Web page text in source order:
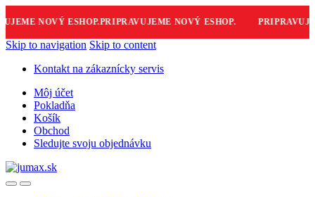
NOVÝ ESHOP.PRIPRAVUJEME NOVÝ ESHOP.
Skip to navigation Skip to content
Kontakt na zákaznícky servis
Môj účet
Pokladňa
Košík
Obchod
Sledujte svoju objednávku